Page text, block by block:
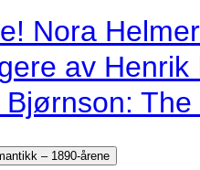
Nora
av
Bjørnson:
– 1890-årene